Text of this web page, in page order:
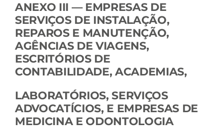
ANEXO III — EMPRESAS DE
SERVIÇOS DE INSTALAÇÃO,
REPAROS E MANUTENÇÃO,
AGÊNCIAS DE VIAGENS,
ESCRITÓRIOS DE
CONTABILIDADE, ACADEMIAS,
LABORATÓRIOS, SERVIÇOS
ADVOCATÍCIOS, E EMPRESAS DE
MEDICINA E ODONTOLOGIA